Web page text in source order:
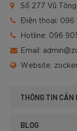
Số 277 Vũ
Điện thoại: 096
Hotline: 096
Email:
Website:
THÔNG TIN CẦN
BLOG